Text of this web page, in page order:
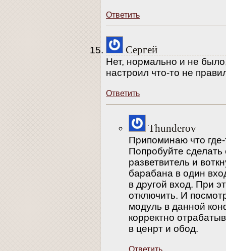
Ответить
Сергей
Нет, нормально и не
настроил что-то не
Ответить
Thunderov
Припоминаю что
Попробуйте
разветвитель и
барабана в один
в другой вход. При
отключить. И
модуль в данной
корректно
в ценрт и обод.
Ответить